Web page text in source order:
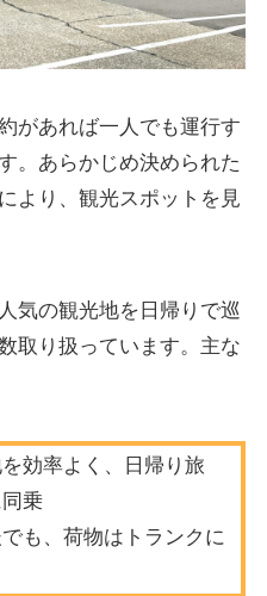
があれば一人でも運行す
。あらかじめ決められた
より、観光スポットを見
気の観光地を日帰りで巡
取り扱っています。主な
効率よく、日帰り旅
乗
も、荷物はトランクに